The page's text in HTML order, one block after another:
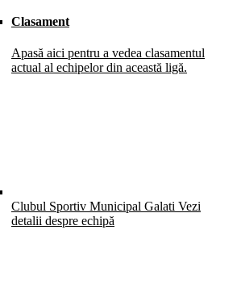
Clasament
Apasă aici pentru a vedea clasamentul
actual al echipelor din această ligă.
Clubul Sportiv Municipal Galati Vezi
detalii despre echipă